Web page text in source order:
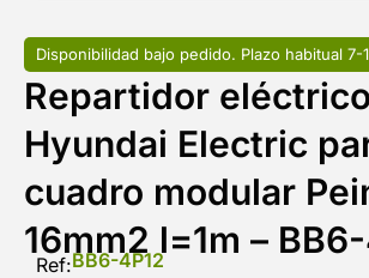
Disponibilidad bajo pedido. Plazo habitual 7-
Repartidor eléctrico
Hyundai Electric
cuadro modular
16mm2 l=1m –
Ref:BB6-4P12